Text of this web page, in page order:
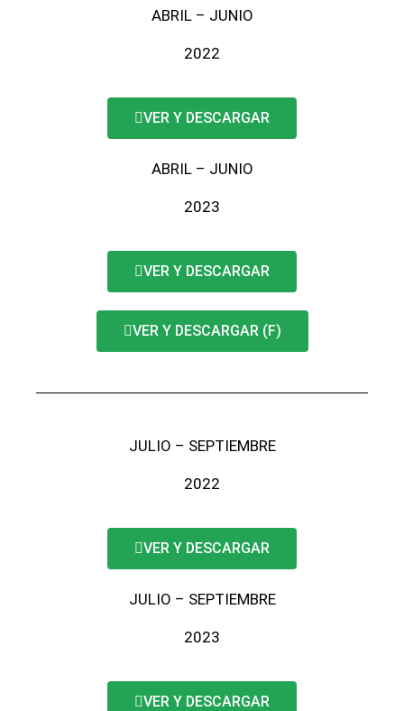
ABRIL – JUNIO
2022
VER Y DESCARGAR
ABRIL – JUNIO
2023
VER Y DESCARGAR
VER Y DESCARGAR (F)
JULIO – SEPTIEMBRE
2022
VER Y DESCARGAR
JULIO – SEPTIEMBRE
2023
VER Y DESCARGAR